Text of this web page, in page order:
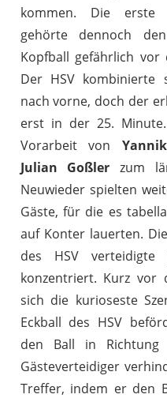
kommen. Die erste
gehörte dennoch
Kopfball gefährlich vor
Der HSV kombinierte
nach vorne, doch der
erst in der 25.
Vorarbeit von
Julian Goßler zum
Neuwieder spielten
Gäste, für die es
auf Konter lauerten.
des HSV verteidigte
konzentriert. Kurz vor
sich die kurioseste
Eckball des HSV
den Ball in Richtung
Gästeverteidiger
Treffer, indem er den